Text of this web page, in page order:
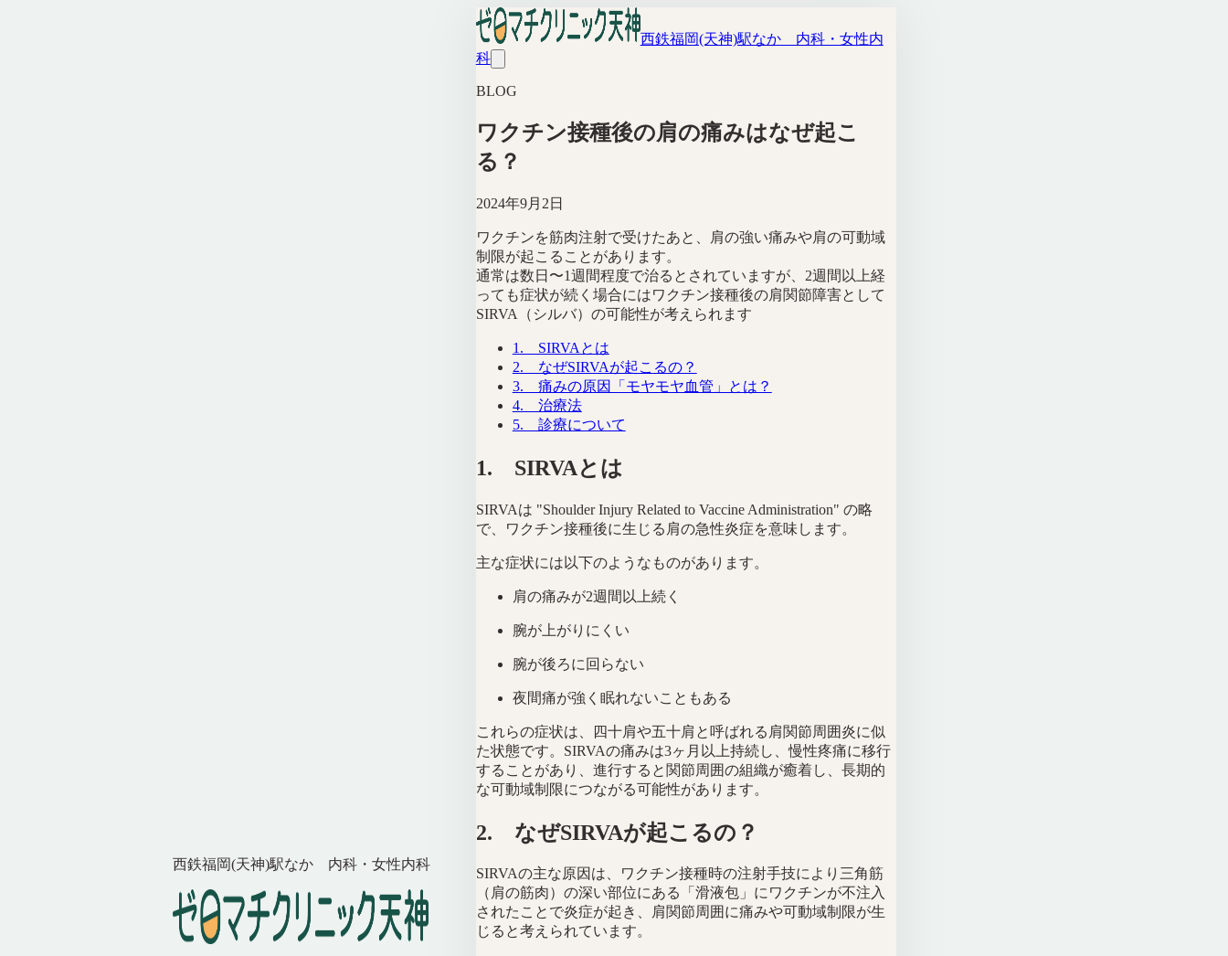
西鉄福岡(天神)駅なか 内科・女性内科
西鉄福岡(天神)駅なか 内科・女性内
科
BLOG
ワクチン接種後の肩の痛みはなぜ起こ
る？
2024年9月2日
ワクチンを筋肉注射で受けたあと、肩の強い痛みや肩の可動域
制限が起こることがあります。
通常は数日〜1週間程度で治るとされていますが、2週間以上経
っても症状が続く場合にはワクチン接種後の肩関節障害として
SIRVA（シルバ）の可能性が考えられます
1. SIRVAとは
2. なぜSIRVAが起こるの？
3. 痛みの原因「モヤモヤ血管」とは？
4. 治療法
5. 診療について
1. SIRVAとは
SIRVAは "Shoulder Injury Related to Vaccine Administration" の略
で、ワクチン接種後に生じる肩の急性炎症を意味します。
主な症状には以下のようなものがあります。
肩の痛みが2週間以上続く
腕が上がりにくい
腕が後ろに回らない
夜間痛が強く眠れないこともある
これらの症状は、四十肩や五十肩と呼ばれる肩関節周囲炎に似
た状態です。SIRVAの痛みは3ヶ月以上持続し、慢性疼痛に移行
することがあり、進行すると関節周囲の組織が癒着し、長期的
な可動域制限につながる可能性があります。
2. なぜSIRVAが起こるの？
SIRVAの主な原因は、ワクチン接種時の注射手技により三角筋
（肩の筋肉）の深い部位にある「滑液包」にワクチンが不注入
されたことで炎症が起き、肩関節周囲に痛みや可動域制限が生
じると考えられています。